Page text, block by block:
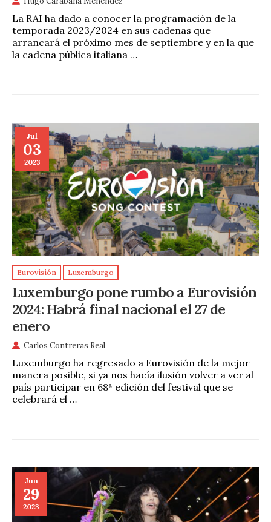
La RAI ha dado a conocer la programación de la
temporada 2023/2024 en sus cadenas que
arrancará el próximo mes de septiembre y en la que
la cadena pública italiana …
Jul
03
2023
Eurovisión Luxemburgo
Luxemburgo pone rumbo a Eurovisión
2024: Habrá final nacional el 27 de
enero
Carlos Contreras Real
Luxemburgo ha regresado a Eurovisión de la mejor
manera posible, si ya nos hacía ilusión volver a ver al
país participar en 68ª edición del festival que se
celebrará el …
Jun
29
2023